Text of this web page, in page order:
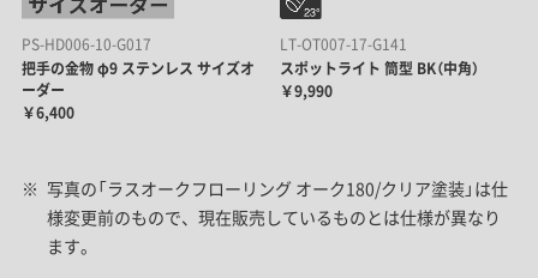
PS-HD006-10-G017
把手の金物 φ9 ステンレス サイズオ
ーダー
￥6,400
LT-OT007-17-G141
スポットライト 筒型 BK（中角）
￥9,990
写真の「ラスオークフローリング オーク180/クリア塗装」は仕
様変更前のもので、現在販売しているものとは仕様が異なり
ます。